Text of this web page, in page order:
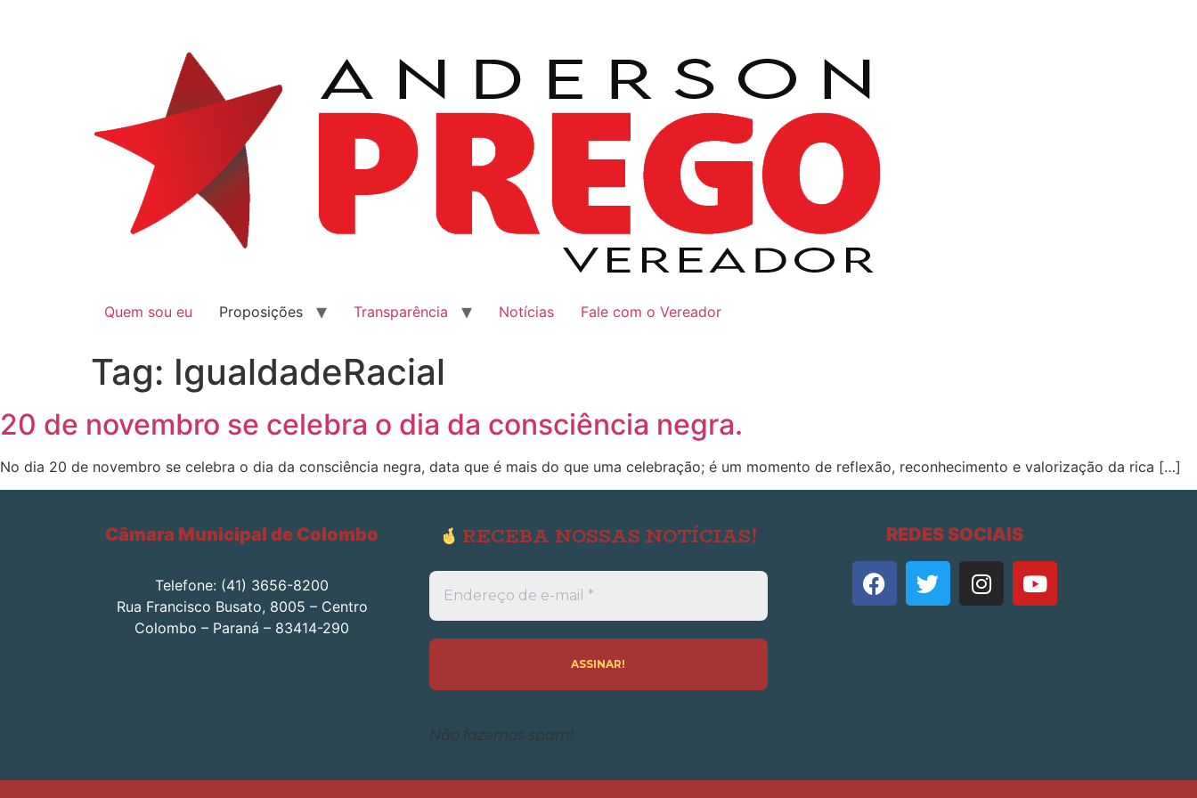
Quem sou eu Proposições Transparência Notícias Fale com o Vereador
Tag: IgualdadeRacial
20 de novembro se celebra o dia da consciência negra.
No dia 20 de novembro se celebra o dia da consciência negra, data que é mais do que uma celebração; é um momento de reflexão, reconhecimento e valorização da rica […]
Câmara Municipal de Colombo
Telefone: (41) 3656-8200
Rua Francisco Busato, 8005 – Centro
Colombo – Paraná – 83414-290
RECEBA NOSSAS NOTÍCIAS!
Endereço
de
e-
*
Não fazemos spam!
REDES SOCIAIS